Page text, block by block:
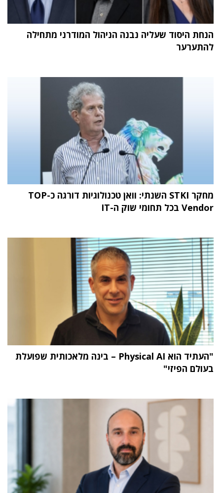
הנחת היסוד שעליה נבנה הניהול המודרני מתחילה
להתערער
מחקר STKI השנתי: וואן טכנולוגיות דורגה כ-TOP
Vendor בכל תחומי שוק ה-IT
"העתיד הוא Physical AI – בינה מלאכותית שפועלת
בעולם הפיזי"